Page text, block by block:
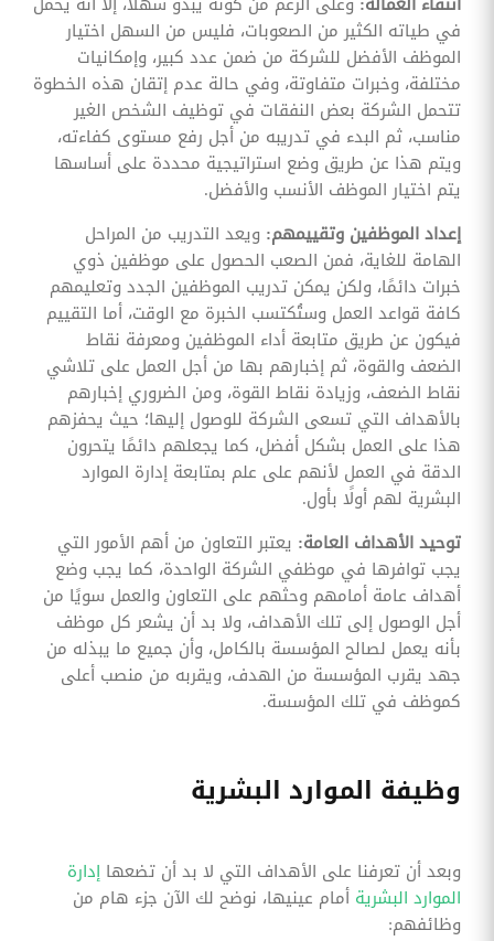
في طياته الكثير من الصعوبات، فليس من السهل اختيار
الموظف الأفضل للشركة من ضمن عدد كبير، وإمكانيات
مختلفة، وخبرات متفاوتة، وفي حالة عدم إتقان هذه الخطوة
تتحمل الشركة بعض النفقات في توظيف الشخص الغير
مناسب، ثم البدء في تدريبه من أجل رفع مستوى كفاءته،
ويتم هذا عن طريق وضع استراتيجية محددة على أساسها
يتم اختيار الموظف الأنسب والأفضل.
إعداد الموظفين وتقييمهم: ويعد التدريب من المراحل
الهامة للغاية، فمن الصعب الحصول على موظفين ذوي
خبرات دائمًا، ولكن يمكن تدريب الموظفين الجدد وتعليمهم
كافة قواعد العمل وستُكتسب الخبرة مع الوقت، أما التقييم
فيكون عن طريق متابعة أداء الموظفين ومعرفة نقاط
الضعف والقوة، ثم إخبارهم بها من أجل العمل على تلاشي
نقاط الضعف، وزيادة نقاط القوة، ومن الضروري إخبارهم
بالأهداف التي تسعى الشركة للوصول إليها؛ حيث يحفزهم
هذا على العمل بشكل أفضل، كما يجعلهم دائمًا يتحرون
الدقة في العمل لأنهم على علم بمتابعة إدارة الموارد
البشرية لهم أولًا بأول.
توحيد الأهداف العامة: يعتبر التعاون من أهم الأمور التي
يجب توافرها في موظفي الشركة الواحدة، كما يجب وضع
أهداف عامة أمامهم وحثهم على التعاون والعمل سويًا من
أجل الوصول إلى تلك الأهداف، ولا بد أن يشعر كل موظف
بأنه يعمل لصالح المؤسسة بالكامل، وأن جميع ما يبذله من
جهد يقرب المؤسسة من الهدف، ويقربه من منصب أعلى
كموظف في تلك المؤسسة.
وظيفة الموارد البشرية
وبعد أن تعرفنا على الأهداف التي لا بد أن تضعها إدارة
الموارد البشرية أمام عينيها، نوضح لك الآن جزء هام من
وظائفهم: